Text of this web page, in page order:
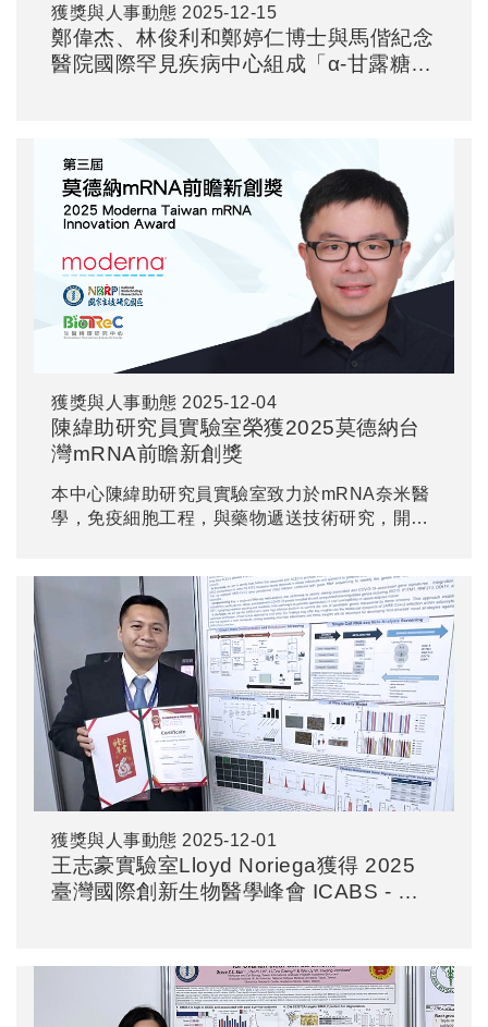
獲獎與人事動態 2025-12-15
鄭偉杰、林俊利和鄭婷仁博士與馬偕紀念
醫院國際罕見疾病中心組成「α-甘露糖儲
應用" 榮獲第22屆國家新創獎-學研新創
獎
獲獎與人事動態 2025-12-04
陳緯助研究員實驗室榮獲2025莫德納台
灣mRNA前瞻新創獎
本中心陳緯助研究員實驗室致力於mRNA奈米醫
學，免疫細胞工程，與藥物遞送技術研究，開創
獲獎與人事動態 2025-12-01
王志豪實驗室Lloyd Noriega獲得 2025
臺灣國際創新生物醫學峰會 ICABS - 海